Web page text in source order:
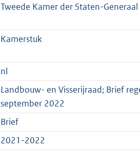
Tweede Kamer der Staten-Generaal
Kamerstuk
nl
Landbouw- en Visserijraad; Brief
september 2022
Brief
2021-2022